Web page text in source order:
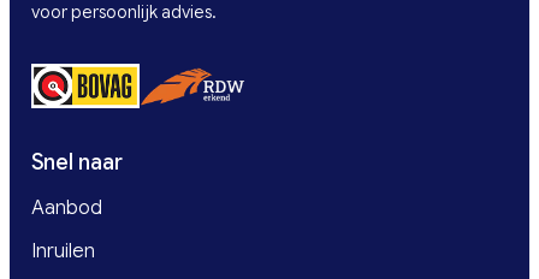
voor persoonlijk advies.
Snel naar
Aanbod
Inruilen